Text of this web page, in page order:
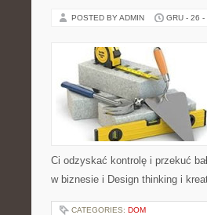
POSTED BY ADMIN GRU - 26 -
Ci odzyskać kontrolę i przekuć
w biznesie i Design thinking i
CATEGORIES: DOM